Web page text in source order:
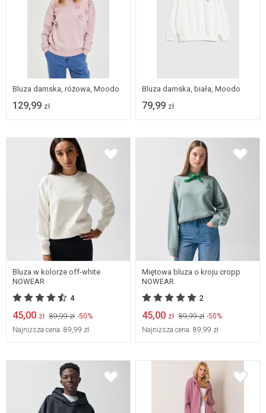
S M
XL
Bluza damska, różowa, Moodo
129,99 zł
Bluza damska, biała, Moodo
79,99 zł
X-SMALL XX-SMALL
Bluza w kolorze off-white
NOWEAR
4
45,00 zł 89,99 zł -50%
Najniższa cena: 89,99 zł
X-SMALL XX-SMALL
Miętowa bluza o kroju cropp
NOWEAR
2
45,00 zł 89,99 zł -50%
Najniższa cena: 89,99 zł